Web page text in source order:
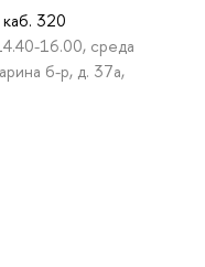
каб. 320
16.00, среда
б-р, д. 37а,